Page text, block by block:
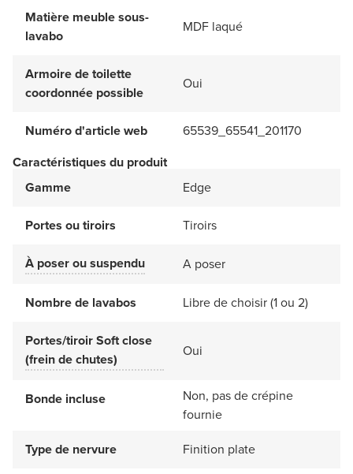
Matière meuble sous-
lavabo
MDF laqué
Armoire de toilette
coordonnée possible
Oui
Numéro d'article web
65539_65541_201170
Caractéristiques du produit
Gamme
Edge
Portes ou tiroirs Tiroirs
À poser ou suspendu A poser
Nombre de lavabos Libre de choisir (1 ou 2)
Portes/tiroir Soft close
(frein de chutes)
Oui
Bonde incluse
Non, pas de crépine
fournie
Type de nervure
Finition plate